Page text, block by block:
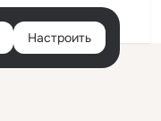
Настроить